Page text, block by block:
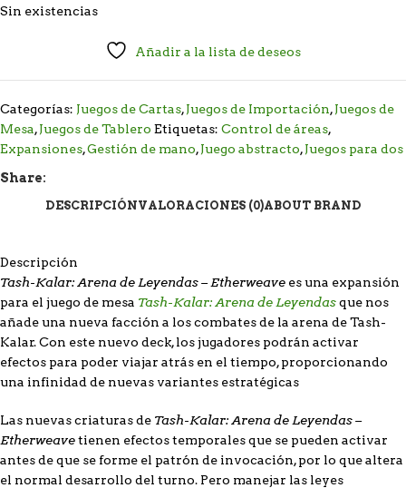
Sin existencias
Añadir a la lista de deseos
Categorías: Juegos de Cartas,Juegos de Importación,Juegos de
Mesa,Juegos de Tablero Etiquetas: Control de áreas,
Expansiones,Gestión de mano,Juego abstracto,Juegos para dos
Share:
DESCRIPCIÓNVALORACIONES (0)ABOUT BRAND
Descripción
Tash-Kalar: Arena de Leyendas – Etherweave es una expansión
para el juego de mesa Tash-Kalar: Arena de Leyendasque nos
añade una nueva facción a los combates de la arena de Tash-
Kalar. Con este nuevo deck, los jugadores podrán activar
efectos para poder viajar atrás en el tiempo, proporcionando
una infinidad de nuevas variantes estratégicas
Las nuevas criaturas de Tash-Kalar: Arena de Leyendas –
Etherweavetienen efectos temporales que se pueden activar
antes de que se forme el patrón de invocación, por lo que altera
el normal desarrollo del turno. Pero manejar las leyes